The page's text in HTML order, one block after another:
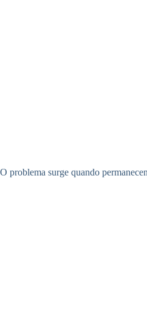
O problema surge quando